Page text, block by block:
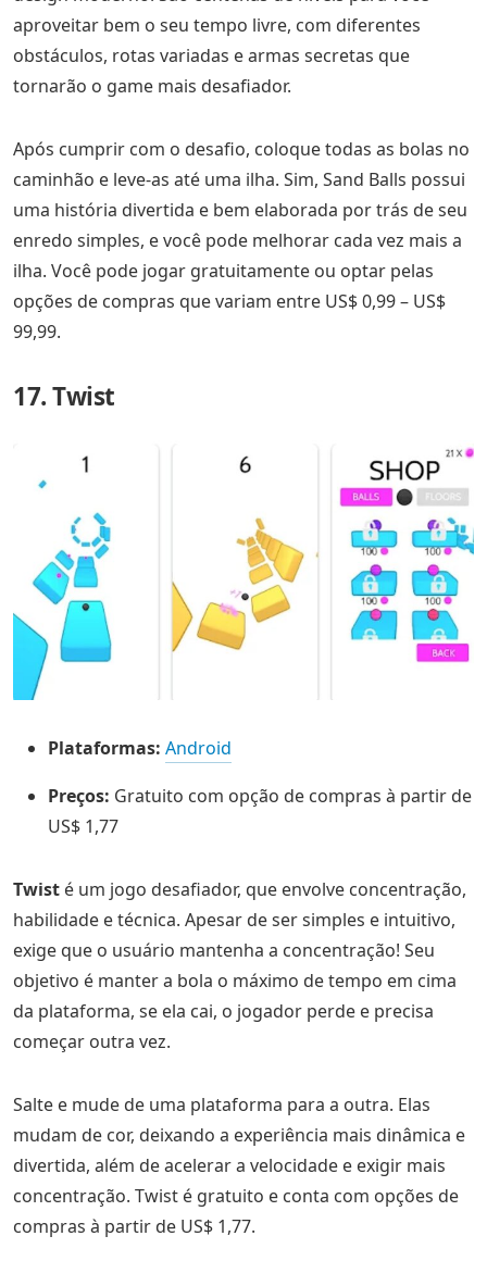
aproveitar bem o seu tempo livre, com diferentes
obstáculos, rotas variadas e armas secretas que
tornarão o game mais desafiador.
Após cumprir com o desafio, coloque todas as bolas no
caminhão e leve-as até uma ilha. Sim, Sand Balls possui
uma história divertida e bem elaborada por trás de seu
enredo simples, e você pode melhorar cada vez mais a
ilha. Você pode jogar gratuitamente ou optar pelas
opções de compras que variam entre US$ 0,99 – US$
99,99.
17. Twist
Plataformas: Android
Preços: Gratuito com opção de compras à partir de
US$ 1,77
Twist é um jogo desafiador, que envolve concentração,
habilidade e técnica. Apesar de ser simples e intuitivo,
exige que o usuário mantenha a concentração! Seu
objetivo é manter a bola o máximo de tempo em cima
da plataforma, se ela cai, o jogador perde e precisa
começar outra vez.
Salte e mude de uma plataforma para a outra. Elas
mudam de cor, deixando a experiência mais dinâmica e
divertida, além de acelerar a velocidade e exigir mais
concentração. Twist é gratuito e conta com opções de
compras à partir de US$ 1,77.